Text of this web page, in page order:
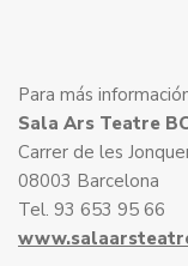
Para más
Sala Ars Teatre
Carrer de les
08003 Barcelona
Tel. 93 653 95 66